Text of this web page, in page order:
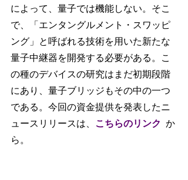
によって、量子では機能しない。そこ
で、「エンタングルメント・スワッピ
ング」と呼ばれる技術を用いた新たな
量子中継器を開発する必要がある。こ
の種のデバイスの研究はまだ初期段階
にあり、量子ブリッジもその中の一つ
である。今回の資金提供を発表したニ
ュースリリースは、 こちらのリンク か
ら。